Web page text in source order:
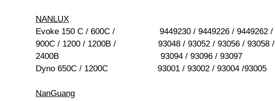
NANLUX
Evoke 150 C / 600C / 9449230 / 9449226 / 9449262 /
900C / 1200 / 1200B / 93048 / 93052 / 93056 / 93058 /
2400B 93094 / 93096 / 93097
Dyno 650C / 1200C 93001 / 93002 / 93004 /93005
NanGuang